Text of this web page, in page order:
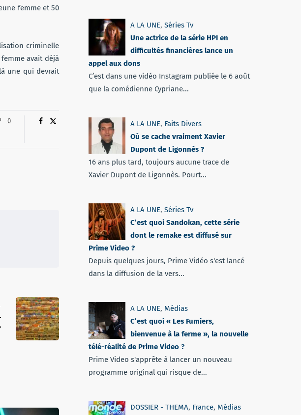
femme et 50
criminelle
avait déjà
une qui devrait
0
A LA UNE, Séries Tv
Une actrice de la série HPI en
difficultés financières lance un
appel aux dons
C’est dans une vidéo Instagram publiée le 6 août
que la comédienne Cypriane...
A LA UNE, Faits Divers
Où se cache vraiment Xavier
Dupont de Ligonnès ?
16 ans plus tard, toujours aucune trace de
Xavier Dupont de Ligonnès. Pourt...
A LA UNE, Séries Tv
C’est quoi Sandokan, cette série
dont le remake est diffusé sur
Prime Video ?
Depuis quelques jours, Prime Vidéo s'est lancé
dans la diffusion de la vers...
A LA UNE, Médias
C’est quoi « Les Fumiers,
bienvenue à la ferme », la nouvelle
télé-réalité de Prime Video ?
Prime Video s'apprête à lancer un nouveau
programme original qui risque de...
DOSSIER - THEMA, France, Médias